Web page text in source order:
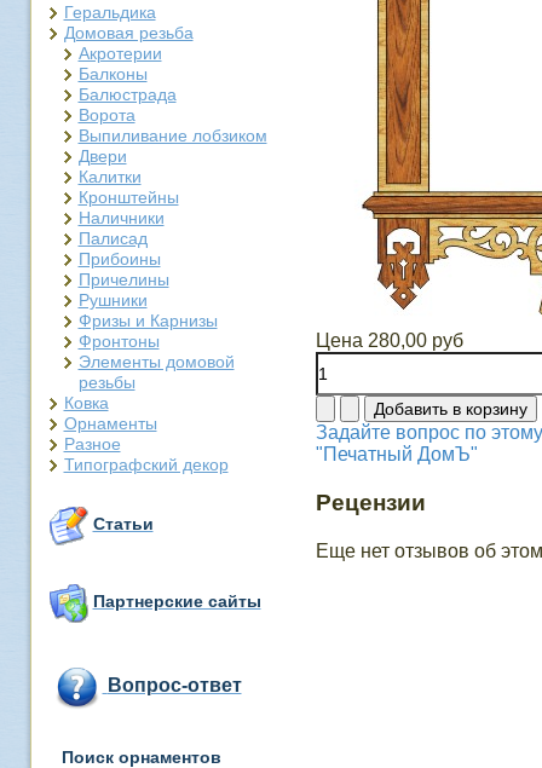
Геральдика
Домовая резьба
Акротерии
Балконы
Балюстрада
Ворота
Выпиливание лобзиком
Двери
Калитки
Кронштейны
Наличники
Палисад
Прибоины
Причелины
Рушники
Фризы и Карнизы
Фронтоны
Элементы домовой
резьбы
Ковка
Орнаменты
Разное
Типографский декор
Статьи
Партнерские сайты
Вопрос-ответ
Поиск орнаментов
Цена 280,00 руб
Задайте вопрос по
"Печатный ДомЪ"
Рецензии
Еще нет отзывов об